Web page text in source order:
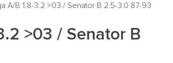
A/B 1.8-3.2 >03 / Senator B 2.5-3.0 87-93
>03 / Senator B